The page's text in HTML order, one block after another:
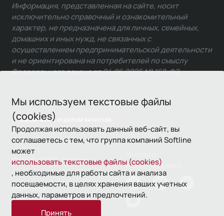
Мы используем текстовые файлы
(cookies)
Продолжая использовать данный веб-сайт, вы
соглашаетесь с тем, что группа компаний Softline
может
использовать текстовые файлы (cookies)
, необходимые для работы сайта и анализа
посещаемости, в целях хранения ваших учетных
данных, параметров и предпочтений.
Принять
Связаться с отделом качества
Информация, представленная на сайте, носит
исключительно справочный и ознакомительный
характер, не предназначена для личных, семейных,
домашних и иных нужд, не связанных с
осуществлением предпринимательской деятельности
и не ориентирована на потребителей по смыслу
Федерального закона от 24.06.2025 № 168-ФЗ.
© 1993—2026 Softline
использования
Политика
конфиденциальности